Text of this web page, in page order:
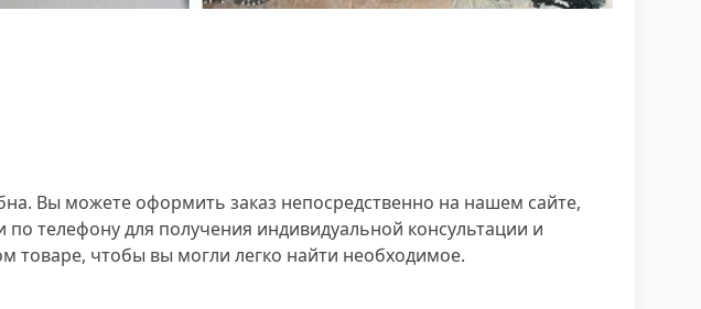
Вы можете оформить заказ непосредственно на нашем сайте,
телефону для получения индивидуальной консультации и
чтобы вы могли легко найти необходимое.